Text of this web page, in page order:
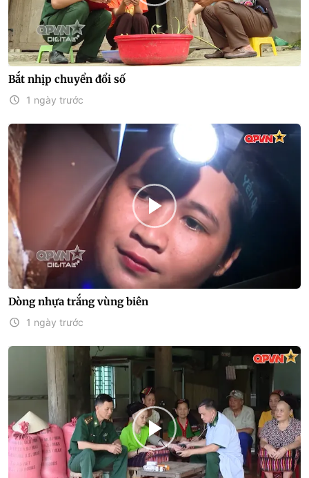
Bắt nhịp chuyển đổi số
1 ngày trước
Dòng nhựa trắng vùng biên
1 ngày trước